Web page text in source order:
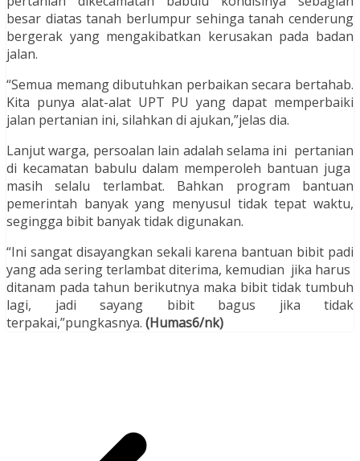
besar diatas tanah berlumpur sehinga tanah cenderung
bergerak yang mengakibatkan kerusakan pada badan
jalan.
“Semua memang dibutuhkan perbaikan secara bertahab.
Kita punya alat-alat UPT PU yang dapat memperbaiki
jalan pertanian ini, silahkan di ajukan,”jelas dia.
Lanjut warga, persoalan lain adalah selama ini pertanian
di kecamatan babulu dalam memperoleh bantuan juga
masih selalu terlambat. Bahkan program bantuan
pemerintah banyak yang menyusul tidak tepat waktu,
segingga bibit banyak tidak digunakan.
“Ini sangat disayangkan sekali karena bantuan bibit padi
yang ada sering terlambat diterima, kemudian jika harus
ditanam pada tahun berikutnya maka bibit tidak tumbuh
lagi, jadi sayang bibit bagus jika tidak
terpakai,”pungkasnya. (Humas6/nk)